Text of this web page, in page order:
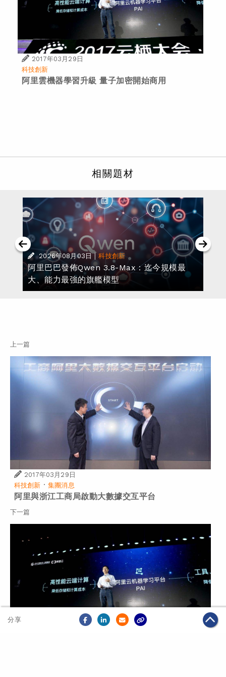
2017年03月29日
科技創新
阿里雲機器學習升級 量子加密開始商用
分享
相關題材
2026年08月03日 | 科技創新
阿里巴巴發佈Qwen 3.8-Max：迄今規模最
大、能力最強的旗艦模型
上一篇
2017年03月29日
科技創新 ·集團消息
阿里與浙江工商局啟動大數據交互平台
下一篇